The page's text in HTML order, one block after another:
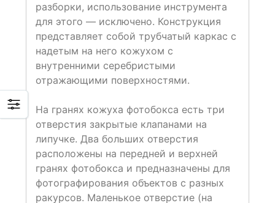
разборки, использование инструмента
для этого — исключено. Конструкция
представляет собой трубчатый каркас с
надетым на него кожухом с
внутренними серебристыми
отражающими поверхностями.
На гранях кожуха фотобокса есть три
отверстия закрытые клапанами на
липучке. Два больших отверстия
расположены на передней и верхней
гранях фотобокса и предназначены для
фотографирования объектов с разных
ракурсов. Маленькое отверстие (на